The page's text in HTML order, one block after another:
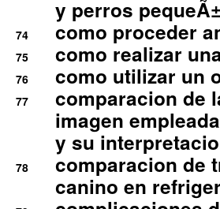
y perros
74 como proceder
75 como realizar
76 como utilizar un
77
comparacion de
imagen
y su
78
comparacion de
canino en